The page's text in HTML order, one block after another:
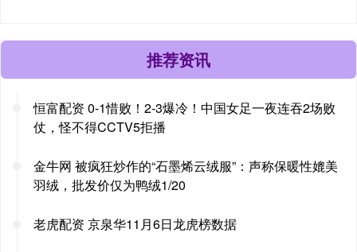
推荐资讯
恒富配资 0-1惜败！2-3爆冷！中国女足一夜连吞2场败
仗，怪不得CCTV5拒播
金牛网 被疯狂炒作的“石墨烯云绒服”：声称保暖性媲美
羽绒，批发价仅为鸭绒1/20
老虎配资 京泉华11月6日龙虎榜数据